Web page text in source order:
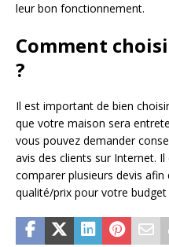
leur bon fonctionnement.
Comment
?
Il est important de bien
que votre maison sera
vous pouvez demander
avis des clients sur Internet.
comparer plusieurs devis afin
qualité/prix pour votre